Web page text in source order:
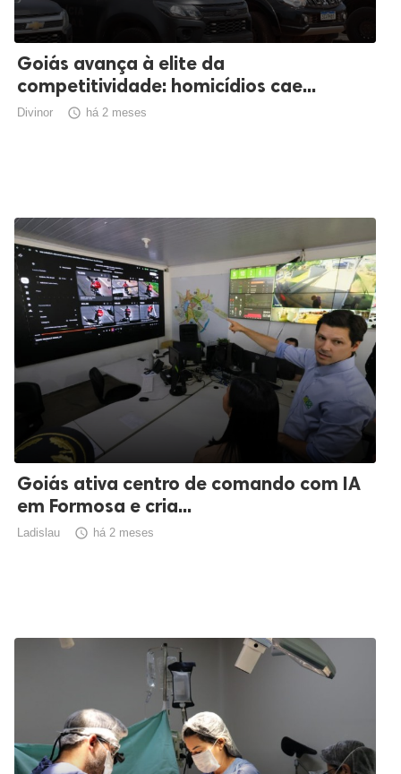
Goiás avança à elite da
competitividade: homicídios cae...
Divinor  há 2 meses
Goiás ativa centro de comando com IA
em Formosa e cria...
Ladislau  há 2 meses